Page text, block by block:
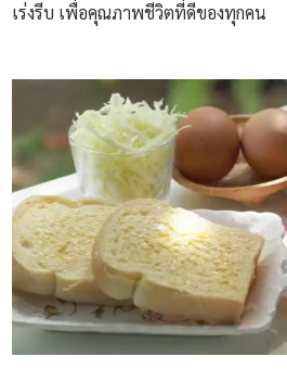
เร่งรีบ เพื่อคุณภาพชีวิตที่ดีของทุกคน